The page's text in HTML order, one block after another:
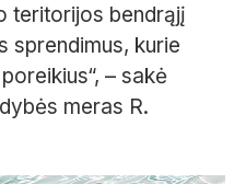
teritorijos bendrąjį
sprendimus, kurie
– sakė
meras R.